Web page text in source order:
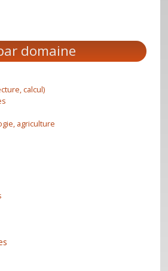
domaine
calcul)
agriculture